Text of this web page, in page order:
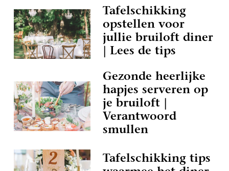
Tafelschikking
opstellen voor
jullie bruiloft diner
| Lees de tips
Gezonde heerlijke
hapjes serveren op
je bruiloft |
Verantwoord
smullen
Tafelschikking tips